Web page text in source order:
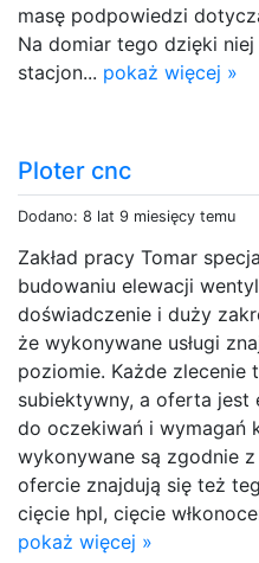
masę podpowiedzi
Na domiar tego dzięki
stacjon... pokaż więcej »
Ploter cnc
Dodano: 8 lat 9 miesięcy temu
Zakład pracy Tomar
budowaniu elewacji
doświadczenie i duży
że wykonywane usługi
poziomie. Każde zlecenie
subiektywny, a oferta jest
do oczekiwań i wymagań
wykonywane są zgodnie
ofercie znajdują się też
cięcie hpl, cięcie
pokaż więcej »